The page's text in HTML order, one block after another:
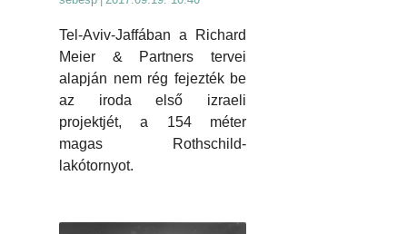
Tel-Aviv-Jaffában a Richard
Meier & Partners tervei
alapján nem rég fejezték be
az iroda első izraeli
projektjét, a 154 méter
magas Rothschild-
lakótornyot.